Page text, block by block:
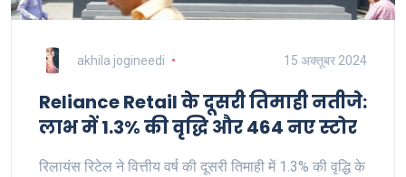
akhila jogineedi 15 अक्तूबर 2024
Reliance Retail के दूसरी तिमाही नतीजे:
लाभ में 1.3% की वृद्धि और 464 नए स्टोर
रिलायंस रिटेल ने वित्तीय वर्ष की दूसरी तिमाही में 1.3% की वृद्धि के